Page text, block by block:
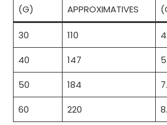
(G)
APPROXIMATIVES
30 110
40
147
50
184
60
220